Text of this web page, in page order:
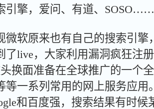
引擎，爱问、有道、SOSO……
微软原来也有自己的搜索引擎
了live，大家利用漏洞疯狂注
换面准备在全球推广的一个
等一系列常用的网上服务应用
和百度强，搜索结果有时